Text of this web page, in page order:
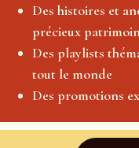
Des histoires et
précieux
Des playlists
tout le monde
Des promotions